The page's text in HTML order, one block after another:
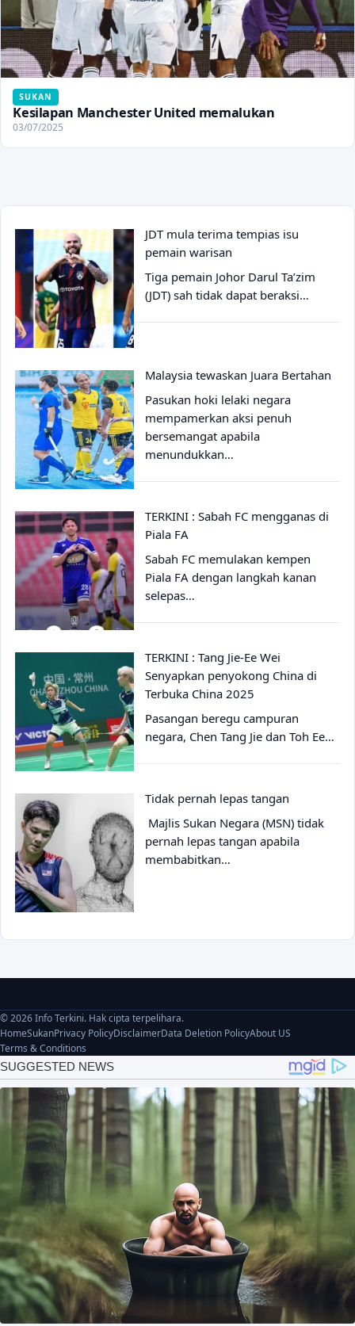
SUKAN
Kesilapan Manchester United memalukan
03/07/2025
JDT mula terima tempias isu
pemain warisan
Tiga pemain Johor Darul Ta’zim
(JDT) sah tidak dapat beraksi…
Malaysia tewaskan Juara Bertahan
Pasukan hoki lelaki negara
mempamerkan aksi penuh
bersemangat apabila
menundukkan…
TERKINI : Sabah FC mengganas di
Piala FA
Sabah FC memulakan kempen
Piala FA dengan langkah kanan
selepas…
TERKINI : Tang Jie-Ee Wei
Senyapkan penyokong China di
Terbuka China 2025
Pasangan beregu campuran
negara, Chen Tang Jie dan Toh Ee…
Tidak pernah lepas tangan
Majlis Sukan Negara (MSN) tidak
pernah lepas tangan apabila
membabitkan…
© 2026 Info Terkini. Hak cipta terpelihara.
HomeSukanPrivacy PolicyDisclaimerData Deletion PolicyAbout US
Terms & Conditions